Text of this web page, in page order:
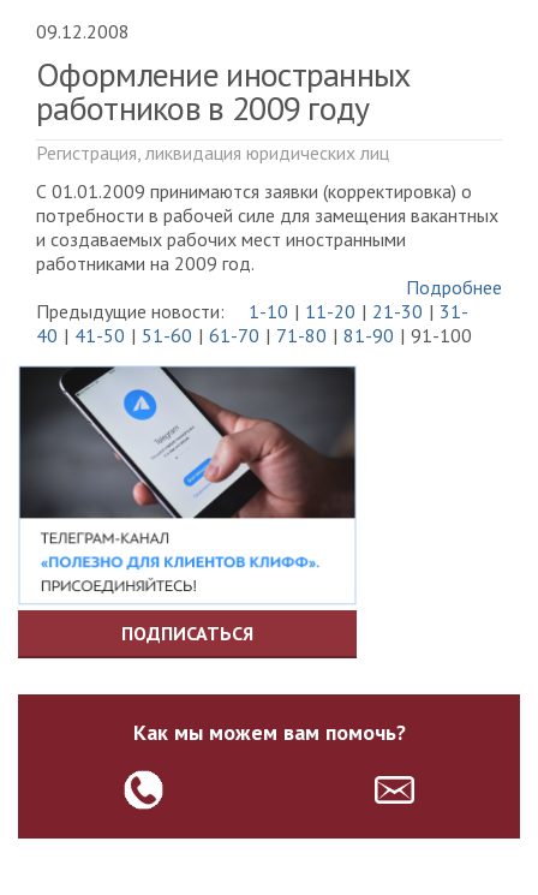
09.12.2008
Оформление иностранных
работников в 2009 году
Регистрация, ликвидация юридических лиц
С 01.01.2009 принимаются заявки (корректировка) о
потребности в рабочей силе для замещения вакантных
и создаваемых рабочих мест иностранными
работниками на 2009 год.
Подробнее
Предыдущие новости:
1-10 11-20 21-30
31-
40
41-50 51-60 61-70 71-80 81-90 91-100
ПОДПИСАТЬСЯ
Как мы можем вам помочь?